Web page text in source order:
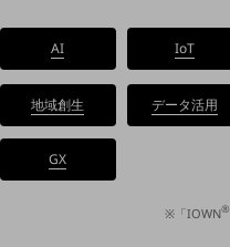
ビジネス向けスマートフォン
タフネススマートフォン
データ通信製品
ドコモケータイ
AI IoT
地域創生 データ活用
GX
※「IOWN®